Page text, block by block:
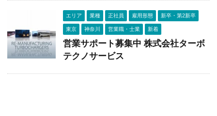
エリア 業種 正社員 雇用形態 新卒・第2新卒
東京 神奈川 営業職・士業 新着
営業サポート募集中 株式会社ターボ
テクノサービス